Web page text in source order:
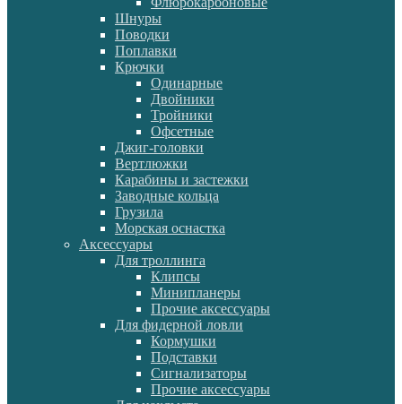
Шнуры
Поводки
Поплавки
Крючки
Одинарные
Двойники
Тройники
Офсетные
Джиг-головки
Вертлюжки
Карабины и застежки
Заводные кольца
Грузила
Морская оснастка
Аксессуары
Для троллинга
Клипсы
Минипланеры
Прочие аксессуары
Для фидерной ловли
Кормушки
Подставки
Сигнализаторы
Прочие аксессуары